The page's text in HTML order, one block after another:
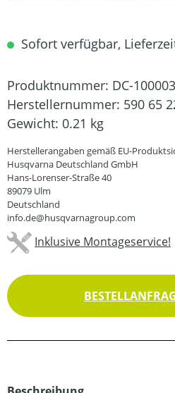
Sofort verfügbar,
Produktnummer: DC-
Herstellernummer: 590 65
Gewicht: 0.21 kg
Herstellerangaben gemäß EU-
Husqvarna Deutschland GmbH
Hans-Lorenser-Straße 40
89079 Ulm
Deutschland
info.de@husqvarnagroup.com
Inklusive Montageservice!